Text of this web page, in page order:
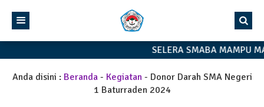
SELERA SMABA MAMPU
Anda disini : Beranda- Kegiatan- Donor Darah SMA Negeri
1 Baturraden 2024